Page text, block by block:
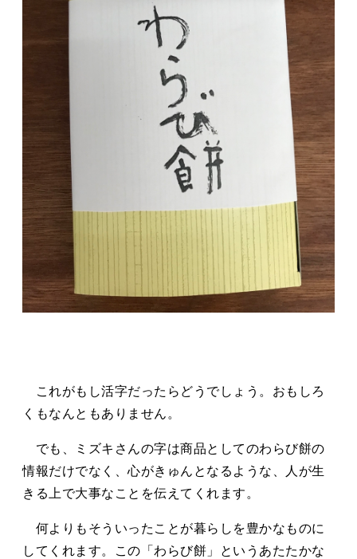
これがもし活字だったらどうでしょう。おもしろ
くもなんともありません。
でも、ミズキさんの字は商品としてのわらび餅の
情報だけでなく、心がきゅんとなるような、人が生
きる上で大事なことを伝えてくれます。
何よりもそういったことが暮らしを豊かなものに
してくれます。この「わらび餅」というあたたかな